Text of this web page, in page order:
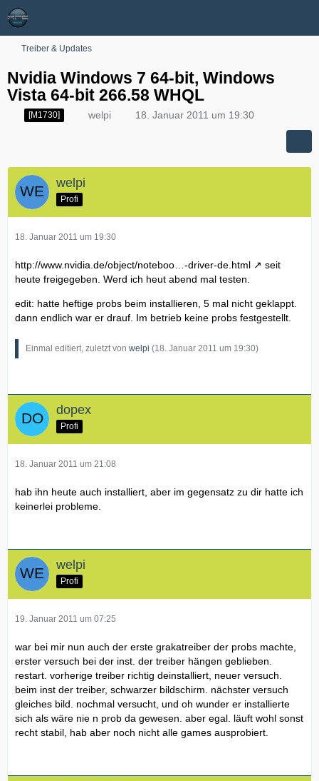
Treiber & Updates
Nvidia Windows 7 64-bit, Windows
Vista 64-bit 266.58 WHQL
[M1730] welpi 18. Januar 2011 um 19:30
welpi
Profi
18. Januar 2011 um 19:30
http://www.nvidia.de/object/noteboo…-driver-de.html
seit
heute freigegeben. Werd ich heut abend mal testen.
edit: hatte heftige probs beim installieren, 5 mal nicht geklappt.
dann endlich war er drauf. Im betrieb keine probs festgestellt.
Einmal editiert, zuletzt von welpi (18. Januar 2011 um 19:30)
dopex
Profi
18. Januar 2011 um 21:08
hab ihn heute auch installiert, aber im gegensatz zu dir hatte ich
keinerlei probleme.
welpi
Profi
19. Januar 2011 um 07:25
war bei mir nun auch der erste grakatreiber der probs machte,
erster versuch bei der inst. der treiber hängen geblieben.
restart. vorherige treiber richtig deinstalliert, neuer versuch.
beim inst der treiber, schwarzer bildschirm. nächster versuch
gleiches bild. nochmal versucht, und oh wunder er installierte
sich als wäre nie n prob da gewesen. aber egal. läuft wohl sonst
recht stabil, hab aber noch nicht alle games ausprobiert.